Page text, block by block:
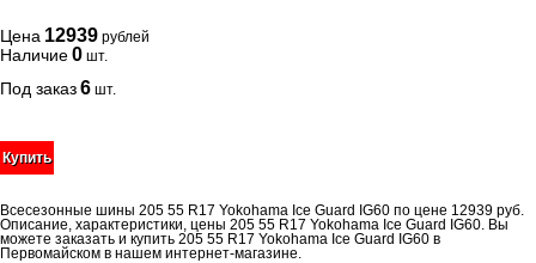
Цена 12939 рублей
Наличие0 шт.
Под заказ6 шт.
Купить
Всесезонные шины 205 55 R17 Yokohama Ice Guard IG60 по цене 12939 руб.
Описание, характеристики, цены 205 55 R17 Yokohama Ice Guard IG60. Вы
можете заказать и купить 205 55 R17 Yokohama Ice Guard IG60 в
Первомайском в нашем интернет-магазине.